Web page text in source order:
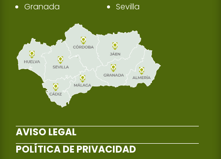
Granada
Sevilla
AVISO LEGAL
POLÍTICA DE PRIVACIDAD